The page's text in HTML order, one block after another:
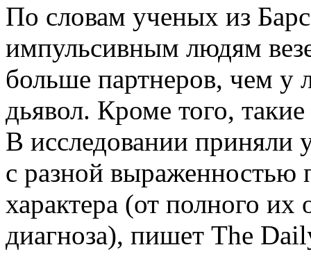
По словам ученых из
импульсивным людям
больше партнеров, чем у
дьявол. Кроме того,
В исследовании приняли
с разной выраженностью
характера (от полного их
диагноза), пишет The